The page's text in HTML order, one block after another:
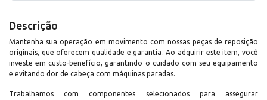
Descrição
Mantenha sua operação em movimento com nossas peças de reposição
originais, que oferecem qualidade e garantia. Ao adquirir este item, você
investe em custo-benefício, garantindo o cuidado com seu equipamento
e evitando dor de cabeça com máquinas paradas.
Trabalhamos com componentes selecionados para assegurar